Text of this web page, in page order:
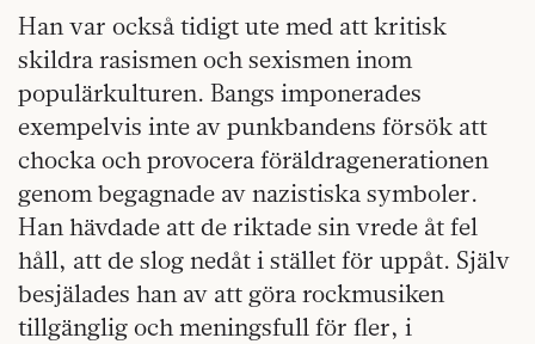
Han var också tidigt ute med att kritisk
skildra rasismen och sexismen inom
populärkulturen. Bangs imponerades
exempelvis inte av punkbandens försök att
chocka och provocera föräldragenerationen
genom begagnade av nazistiska symboler.
Han hävdade att de riktade sin vrede åt fel
håll, att de slog nedåt i stället för uppåt. Själv
besjälades han av att göra rockmusiken
tillgänglig och meningsfull för fler, i